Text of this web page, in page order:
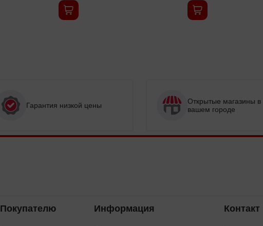
Гарантия низкой цены
Открытые магазины в
вашем городе
Покупателю Информация Контакт